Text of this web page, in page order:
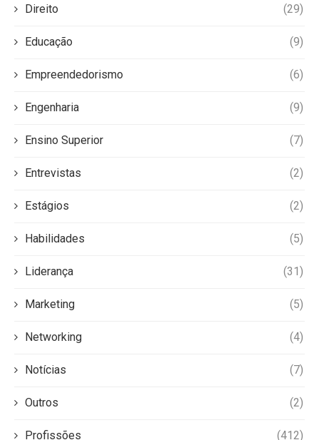
Direito (29)
Educação (9)
Empreendedorismo (6)
Engenharia (9)
Ensino Superior (7)
Entrevistas (2)
Estágios (2)
Habilidades (5)
Liderança (31)
Marketing (5)
Networking (4)
Notícias (7)
Outros (2)
Profissões (412)